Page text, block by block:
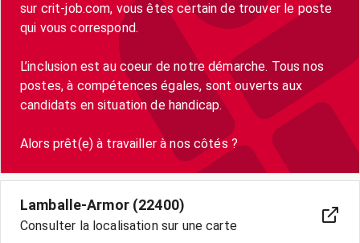
sur crit-job.com, vous êtes certain de trouver le poste
qui vous correspond.
L’inclusion est au coeur de notre démarche. Tous nos
postes, à compétences égales, sont ouverts aux
candidats en situation de handicap.
Alors prêt(e) à travailler à nos côtés ?
Lamballe-Armor (22400)
Consulter la localisation sur une carte